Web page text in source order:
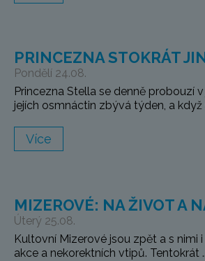
PRINCEZNA STOKRÁT
Pondělí 24.08.
Princezna Stella se denně probouzí
jejích osmnáctin zbývá týden, a když
Více
MIZEROVÉ: NA ŽIVOT A
Úterý 25.08.
Kultovní Mizerové jsou zpět a s nimi
akce a nekorektních vtipů. Tentokrát